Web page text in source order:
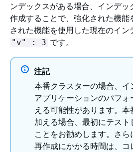
ンデックスがある場合、インデ
作成することで、強化された機能
された機能を使用した現在のイ
"v" : 3 です。
注記
本番クラスターの場合、
アプリケーションのパフ
える可能性があります。
加える場合、最初にテスト
ことをお勧めします。さ
再作成にかかる時間は、